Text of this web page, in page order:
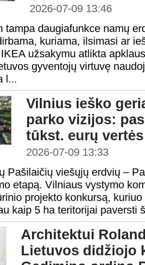
2026-07-09 13:46
tampa daugiafunkce namų
kuriama, ilsimasi ar
užsakymu atlikta
gyventojų virtuvę
l...
Vilnius ieško
parko vizijos:
tūkst. eurų
2026-07-09 13:33
Pašilaičių viešųjų erdvių –
etapą. Vilniaus vystymo
projekto konkursą,
kaip 5 ha teritorijai paversti
Architektui
Lietuvos didžiojo